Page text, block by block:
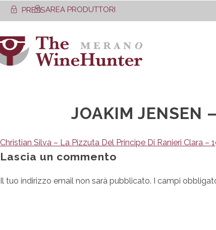
Skip
AREA PRODUTTORI
PRESS
JOAKIM JENSEN
Navigazione
articoli
Christian Silva – La Pizzuta Del Principe Di Ranieri Clara –
Lascia un commento
Il tuo indirizzo email non sarà pubblicato. I campi